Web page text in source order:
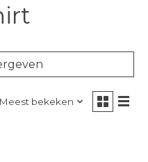
Meest bekeken